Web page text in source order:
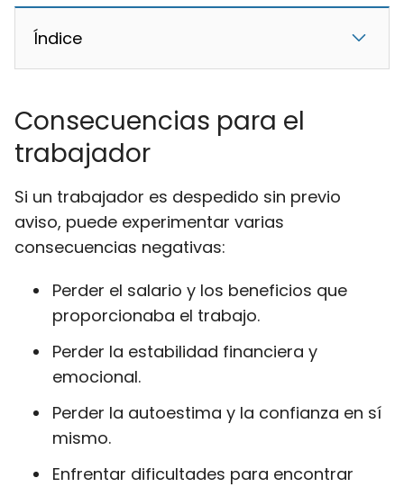
Índice
Consecuencias para el
trabajador
Si un trabajador es despedido sin previo
aviso, puede experimentar varias
consecuencias negativas:
Perder el salario y los beneficios que
proporcionaba el trabajo.
Perder la estabilidad financiera y
emocional.
Perder la autoestima y la confianza en sí
mismo.
Enfrentar dificultades para encontrar